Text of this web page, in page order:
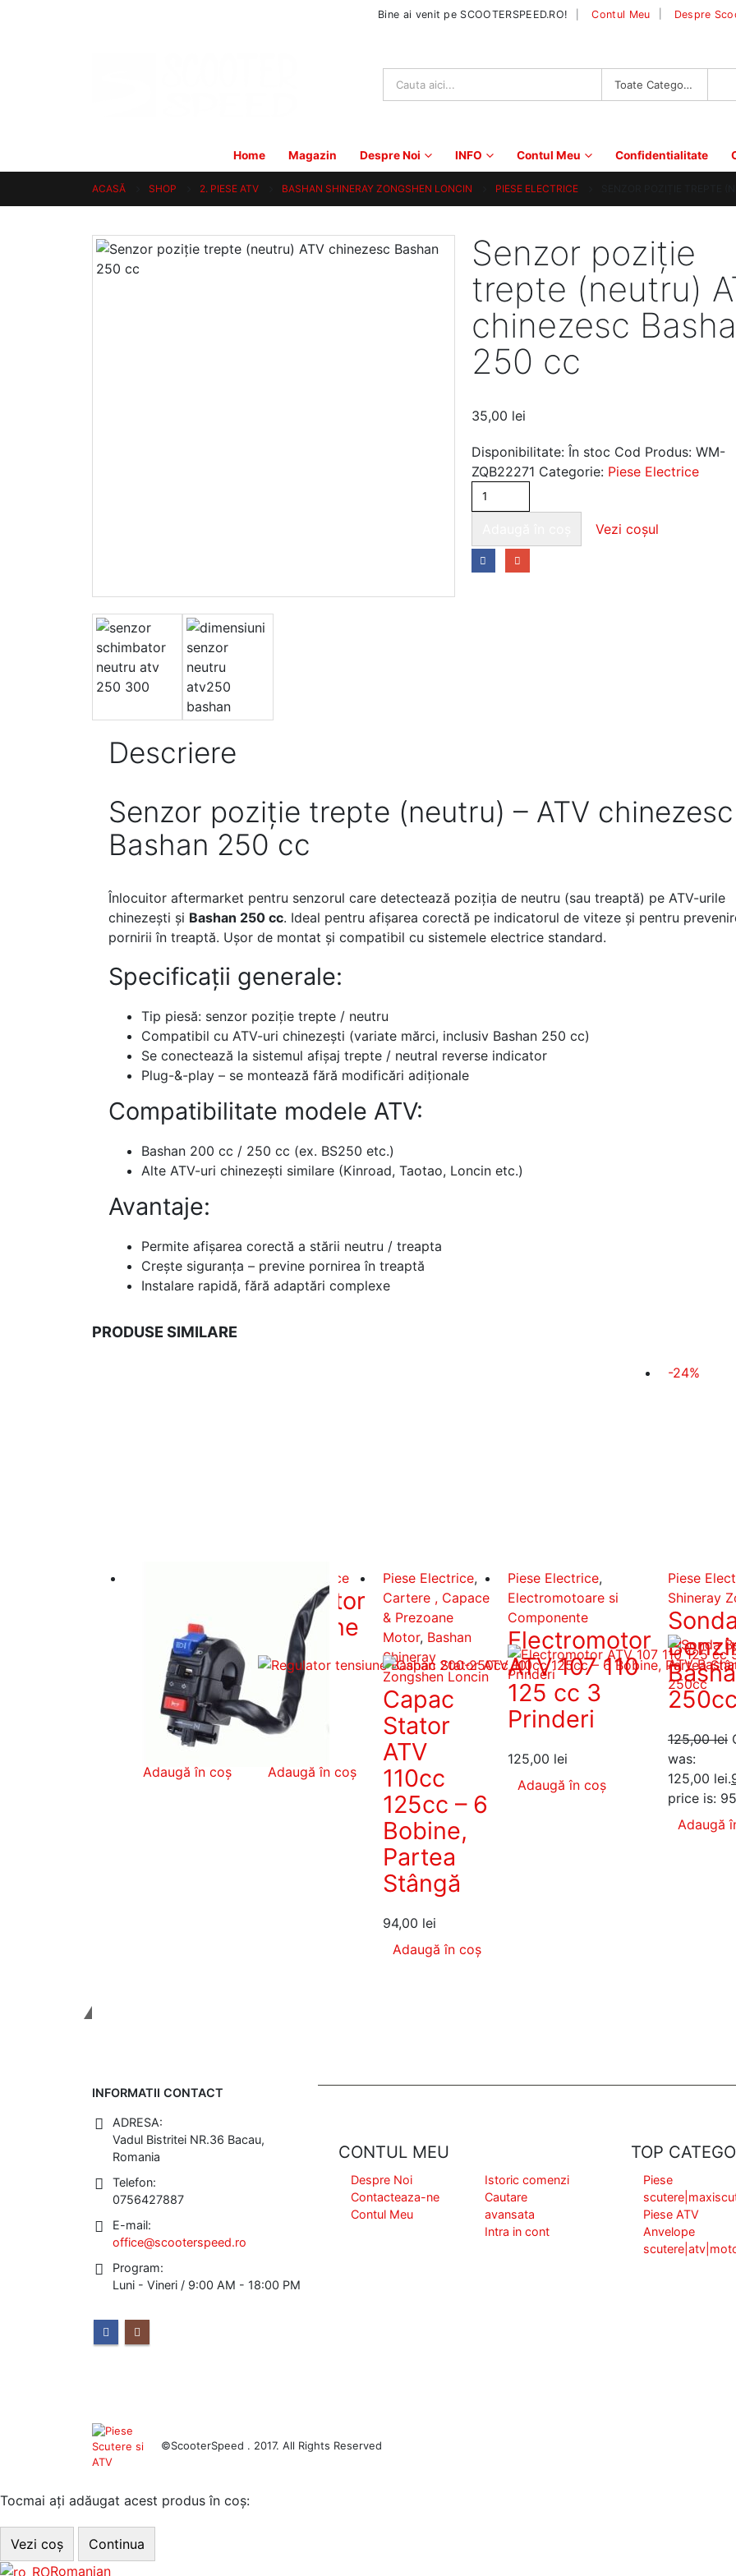
Bine ai venit pe SCOOTERSPEED.RO! Contul Meu Despre
Toate Categoriile
Home Magazin Despre Noi INFO Contul Meu Confidentialitate
ACASĂ SHOP 2. PIESE ATV BASHAN SHINERAY ZONGSHEN LONCIN PIESE ELECTRICE
Senzor poziție
trepte (neutru)
chinezesc
250 cc
35,00 lei
Disponibilitate: În stoc Cod Produs: WM-
ZQB22271 Categorie: Piese Electrice
Vezi coșul
Descriere
Senzor poziție trepte (neutru) – ATV
Bashan 250 cc
Înlocuitor aftermarket pentru senzorul care detectează poziția de neutru (sau treaptă) pe ATV-urile
chinezești și Bashan 250 cc. Ideal pentru afișarea corectă pe indicatorul de viteze și pentru
pornirii în treaptă. Ușor de montat și compatibil cu sistemele electrice standard.
Specificații generale:
Tip piesă: senzor poziție trepte / neutru
Compatibil cu ATV-uri chinezești (variate mărci, inclusiv Bashan 250 cc)
Se conectează la sistemul afișaj trepte / neutral reverse indicator
Plug-&-play – se montează fără modificări adiționale
Compatibilitate modele ATV:
Bashan 200 cc / 250 cc (ex. BS250 etc.)
Alte ATV-uri chinezești similare (Kinroad, Taotao, Loncin etc.)
Avantaje:
Permite afișarea corectă a stării neutru / treapta
Crește siguranța – previne pornirea în treaptă
Instalare rapidă, fără adaptări complexe
PRODUSE SIMILARE
Comenzi
ATV
Shineray
XY250cc
lei
Adaugă în coș
Piese Electrice
Regulator
Tensiune
Bashan
200
250cc
Adaugă în coș
Piese Electrice,
Cartere , Capace
& Prezoane
Motor, Bashan
Shineray
Zongshen Loncin
Capac
Stator
ATV
110cc
125cc – 6
Bobine,
Partea
Stângă
94,00 lei
Adaugă în coș
Piese Electrice,
Electromotoare si
Componente
Electromotor
ATV 107 110
125 cc 3
Prinderi
125,00 lei
Adaugă în coș
-24%
Piese
Shineray
Sonda
250cc
125,00lei
was:
125,00 lei.
price is:
Adaugă
INFORMATII CONTACT
ADRESA:
Vadul Bistritei NR.36 Bacau,
Romania
Telefon:
0756427887
E-mail:
office@scooterspeed.ro
Program:
Luni - Vineri / 9:00 AM - 18:00 PM
CONTUL MEU
Despre Noi
Contacteaza-ne
Contul Meu
Istoric comenzi
Cautare
avansata
Intra in cont
TOP
Piese
Piese ATV
Anvelope
©ScooterSpeed . 2017. All Rights Reserved
Tocmai ați adăugat acest produs în coș:
Vezi coș
Continua
Romanian